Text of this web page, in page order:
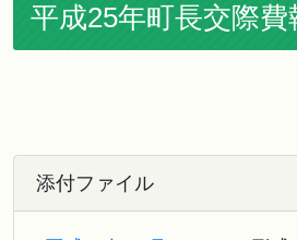
平成25年町長交際費
添付ファイル